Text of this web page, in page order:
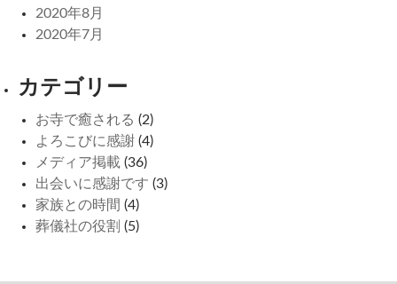
2020年8月
2020年7月
カテゴリー
お寺で癒される (2)
よろこびに感謝 (4)
メディア掲載 (36)
出会いに感謝です (3)
家族との時間 (4)
葬儀社の役割 (5)